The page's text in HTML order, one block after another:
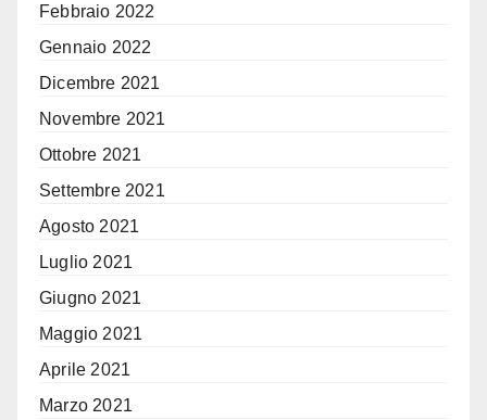
Febbraio 2022
Gennaio 2022
Dicembre 2021
Novembre 2021
Ottobre 2021
Settembre 2021
Agosto 2021
Luglio 2021
Giugno 2021
Maggio 2021
Aprile 2021
Marzo 2021